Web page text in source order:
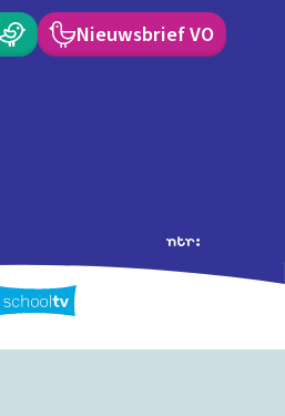
Nieuwsbrief VO